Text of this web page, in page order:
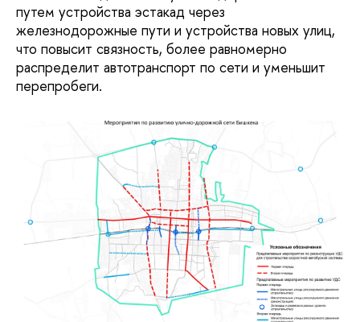
путем устройства эстакад через
железнодорожные пути и устройства новых улиц,
что повысит связность, более равномерно
распределит автотранспорт по сети и уменьшит
перепробеги.